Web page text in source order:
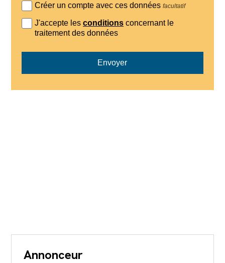
Créer un compte avec ces donnéesfacultatif
J'accepte lesconditions concernant le
traitement des données
Envoyer
Annonceur